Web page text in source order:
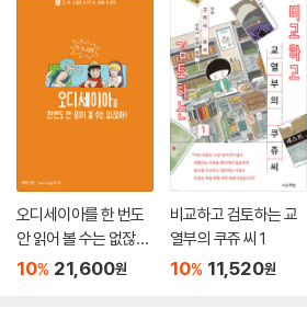
못 먹게 된다는 생각에 반감을 갖기도 한다. 은
부하고 실천하며 진정한 ‘페미니스트’로 거듭
이 여전히 방구석 페미니스트임을 깨닫는다.
평등한 부부도 절대 평등할 수 없다
페미니즘은 전 세계적인 흐름이고, 바람직한
회를 위해 한 걸음씩 나아가고 있지만 부부 사
우 더디다. 『평등은 개뿔』은 1989년 결혼해
겪거나 주변에서 일어난 일을 다룬 만화인데,
주변 상황은 여전히 많은 부부에게 현재 진행
여전히 가부장적인 문화 아래 있으며, 가족 관
오디세이아를 한 번도
안 읽어 볼 수는 없잖
아!
10% 21,600원
비교하고 검토하는 교
열부의 쿠쥬 씨 1
10% 11,520원